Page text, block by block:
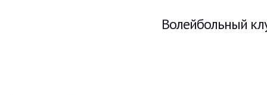
Волейбольный